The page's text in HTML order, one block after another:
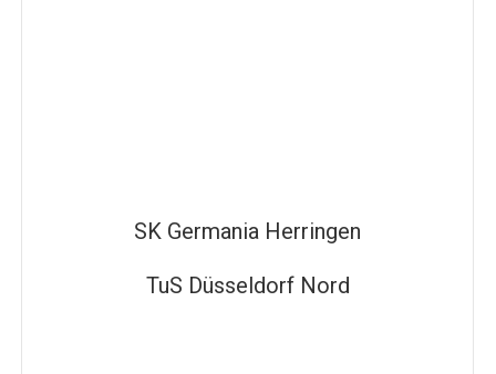
SK Germania Herringen
TuS Düsseldorf Nord